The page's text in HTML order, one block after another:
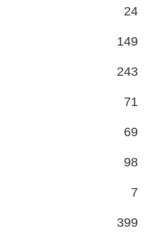
24
149
243
71
69
98
7
399